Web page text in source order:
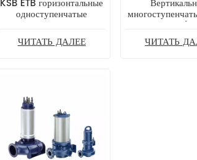
KSB ETB горизонтальные
одноступенчатые
прямым приводом и
торцевым всасыванием
ЧИТАТЬ ДАЛЕЕ
KSB
нержавеющей
рядным
ЧИТАТЬ